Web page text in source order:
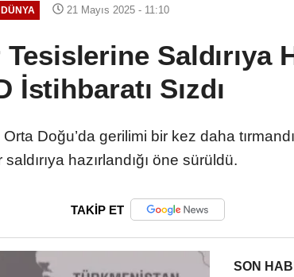
DÜNYA 21 Mayıs 2025 - 11:10
Saldırıya
İstihbaratı Sızdı
Doğu’da gerilimi bir kez daha
hazırlandığı öne sürüldü.
TAKİP ET
SON